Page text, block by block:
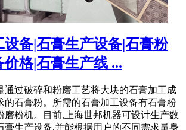
设备|石膏生产设备|石膏粉
格|石膏生产线 ...
通过破碎和粉磨工艺将大块的石膏加工成
的石膏粉。所需的石膏加工设备有石膏粉
磨粉机。目前,上海世邦机器可设计生产数
膏生产设备,并能根据用户的不同需求量身